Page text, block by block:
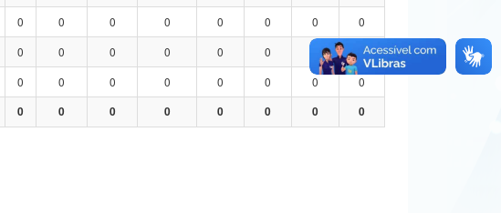
0 0 0 0 0 0 0
0
0 0 0 0 0 0
0
0 0 0 0 0 0 0
0
0 0 0 0 0 0 0 0